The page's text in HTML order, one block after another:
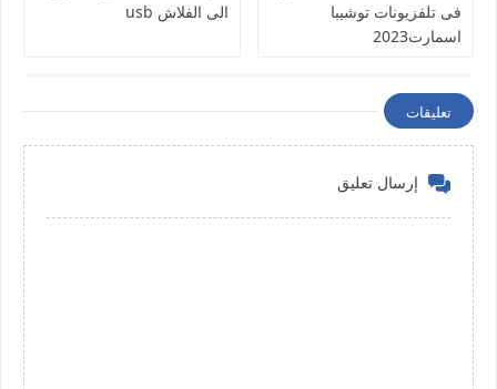
فى تلفزيونات توشيبا
اسمارت2023
الى الفلاش usb
تعليقات
إرسال تعليق